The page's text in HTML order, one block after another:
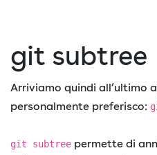
git subtree
Arriviamo quindi all’ultimo
personalmente preferisco:
git subtree permette di